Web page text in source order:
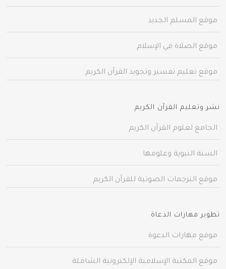
موقع المسلم الجديد
موقع الصلاة في الإسلام
موقع تعليم تفسير وتجويد القرآن الكريم
نشر وتعليم القرآن الكريم
الجامع لعلوم القرآن الكريم
السنة النبوية وعلومها
موقع الترجمات الصوتية للقرآن الكريم
تطوير مهارات الدعاة
موقع مهارات الدعوة
موقع المكتبة الإسلامية الإلكترونية الشاملة